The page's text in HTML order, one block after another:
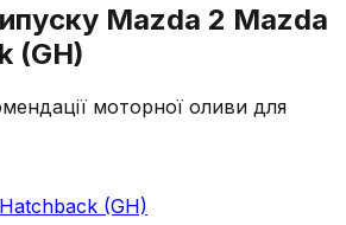
Mazda 2 Mazda
(GH)
моторної оливи для
(GH)